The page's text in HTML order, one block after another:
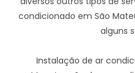
condicionado em São
alguns
Instalação de ar